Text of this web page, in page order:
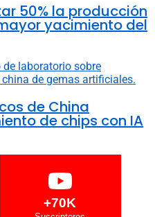
50% la producción
yacimiento del
de China
de chips con IA
+70K